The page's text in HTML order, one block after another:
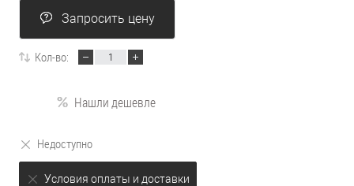
Запросить цену
Кол-во:
Нашли дешевле
Недоступно
Условия оплаты и доставки